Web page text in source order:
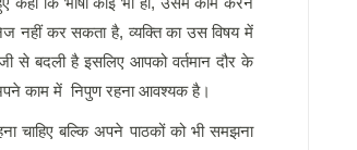
नहीं कर सकता है, व्यक्ति का उस विषय में
से बदली है इसलिए आपको वर्तमान दौर के
अपने काम में निपुण रहना आवश्यक है।
चाहिए बल्कि अपने पाठकों को भी समझना